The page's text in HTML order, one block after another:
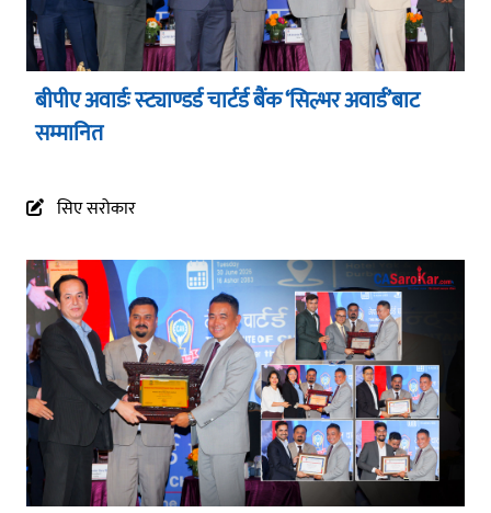
बीपीए अवार्डः स्ट्याण्डर्ड चार्टर्ड बैंक ‘सिल्भर अवार्ड’बाट
सम्मानित
सिए सरोकार